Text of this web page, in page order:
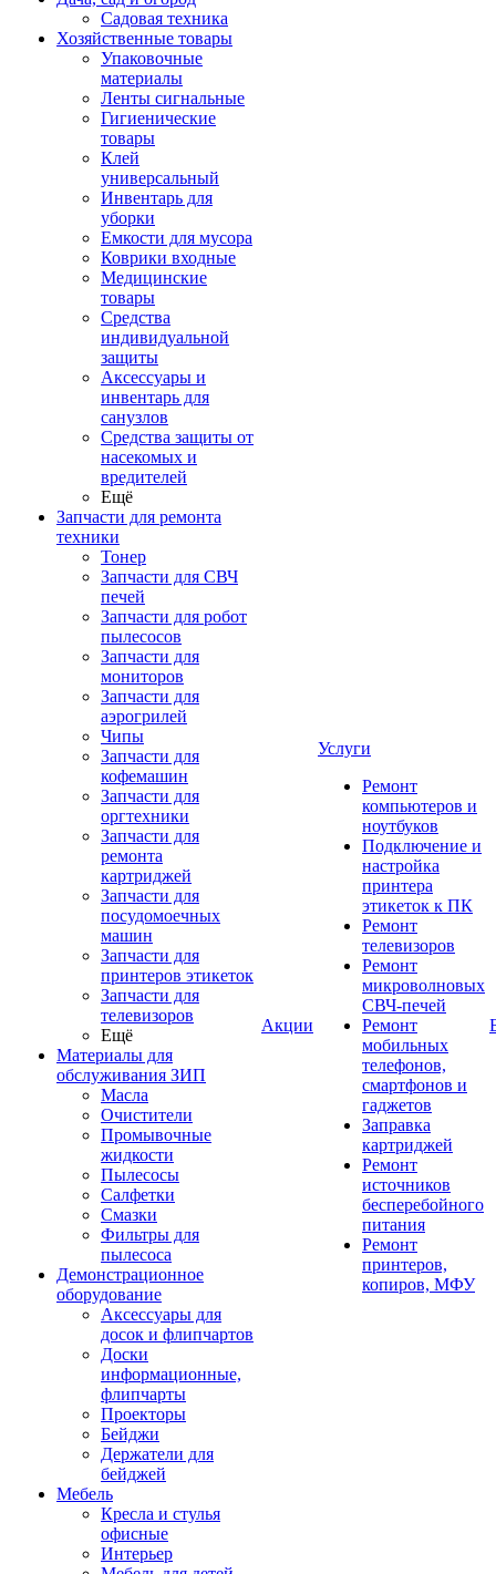
Садовая техника
Хозяйственные товары
Упаковочные
материалы
Ленты сигнальные
Гигиенические
товары
Клей
универсальный
Инвентарь для
уборки
Емкости для мусора
Коврики входные
Медицинские
товары
Средства
индивидуальной
защиты
Аксессуары и
инвентарь для
санузлов
Средства защиты от
насекомых и
вредителей
Ещё
Запчасти для ремонта
техники
Тонер
Запчасти для СВЧ
печей
Запчасти для робот
пылесосов
Запчасти для
мониторов
Запчасти для
аэрогрилей
Чипы
Запчасти для
кофемашин
Запчасти для
оргтехники
Запчасти для
ремонта
картриджей
Запчасти для
посудомоечных
машин
Запчасти для
принтеров этикеток
Запчасти для
телевизоров
Ещё
Материалы для
обслуживания ЗИП
Масла
Очистители
Промывочные
жидкости
Пылесосы
Салфетки
Смазки
Фильтры для
пылесоса
Демонстрационное
оборудование
Аксессуары для
досок и флипчартов
Доски
информационные,
флипчарты
Проекторы
Бейджи
Держатели для
бейджей
Мебель
Кресла и стулья
офисные
Интерьер
Акции
Услуги
Ремонт
компьютеров и
ноутбуков
Подключение и
настройка
принтера
этикеток к ПК
Ремонт
телевизоров
Ремонт
микроволновых
СВЧ-печей
Ремонт
мобильных
телефонов,
смартфонов и
гаджетов
Заправка
картриджей
Ремонт
источников
бесперебойного
питания
Ремонт
принтеров,
копиров, МФУ